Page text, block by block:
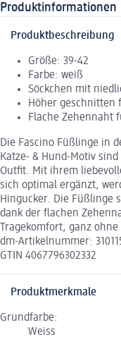
Produktinformationen
Produktbeschreibung
Größe: 39-42
Farbe: weiß
Söckchen mit
Höher geschnitten
Flache Zehennaht
Die Fascino Füßlinge in
Katze- & Hund-Motiv
Outfit. Mit ihrem
sich optimal ergänzt,
Hingucker. Die Füßlinge
dank der flachen
Tragekomfort, ganz
dm-Artikelnummer:
GTIN 4067796302332
Produktmerkmale
Grundfarbe:
Weiss